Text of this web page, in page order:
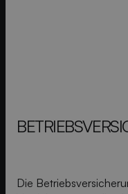
Die